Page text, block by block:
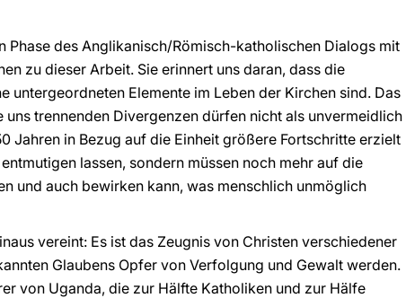
Phase des Anglikanisch/Römisch-katholischen Dialogs mit
zu dieser Arbeit. Sie erinnert uns daran, dass die
untergeordneten Elemente im Leben der Kirchen sind. Das
trennenden Divergenzen dürfen nicht als unvermeidlich
Jahren in Bezug auf die Einheit größere Fortschritte erzielt
lassen, sondern müssen noch mehr auf die
und auch bewirken kann, was menschlich unmöglich
vereint: Es ist das Zeugnis von Christen verschiedener
Glaubens Opfer von Verfolgung und Gewalt werden.
von Uganda, die zur Hälfte Katholiken und zur Hälfe